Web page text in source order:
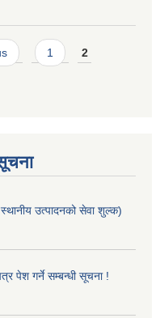
1 2
उत्पादनको सेवा शुल्क)
पेश गर्ने सम्बन्धी सूचना !